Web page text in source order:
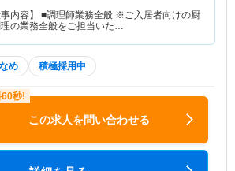
事内容】 ■調理師業務全般 ※ご入居者向けの厨
理の業務全般をご担当いた…
め 積極採用中
この求人を問い合わせる